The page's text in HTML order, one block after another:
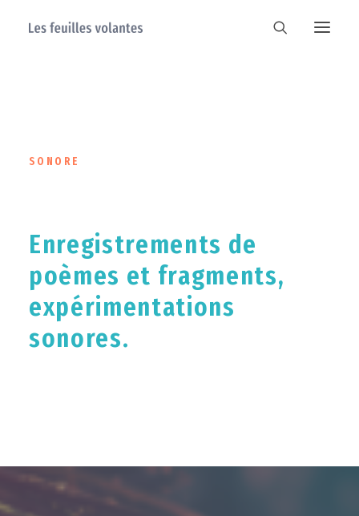
SONORE
Enregistrements de
poèmes et fragments,
expérimentations
sonores.